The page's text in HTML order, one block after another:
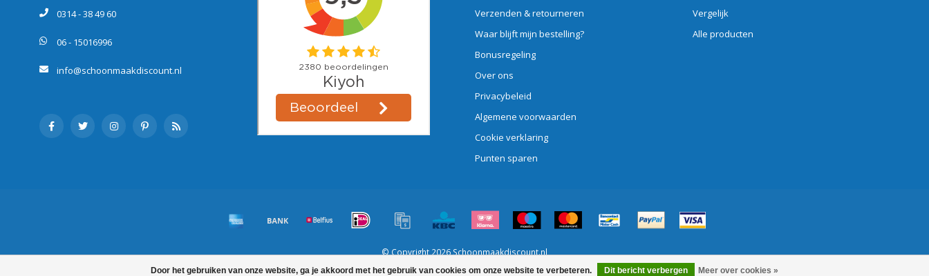
Door het gebruiken van onze website, ga je akkoord met het gebruik van cookies om onze website te verbeteren. Dit bericht verbergen Meer over cookies »
0314 - 38 49 60
06 - 15016996
info@schoonmaakdiscount.nl
Verzenden & retourneren
Waar blijft mijn bestelling?
Bonusregeling
Over ons
Privacybeleid
Algemene voorwaarden
Cookie verklaring
Punten sparen
Vergelijk
Alle producten
© Copyright 2026 Schoonmaakdiscount.nl